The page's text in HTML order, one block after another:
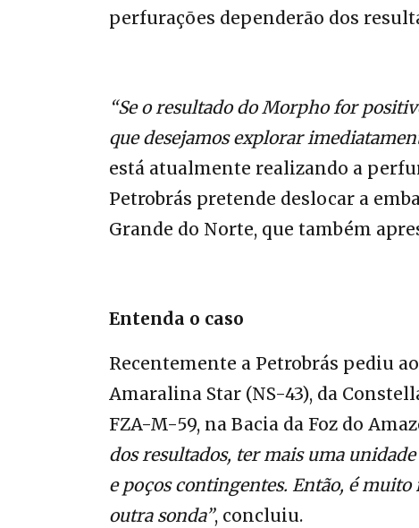
perfurações dependerão dos
“Se o resultado do Morpho for
que desejamos explorar
está atualmente realizando a
Petrobrás pretende deslocar a
Grande do Norte, que também
Entenda o caso
Recentemente a Petrobrás pediu
Amaralina Star (NS-43), da
FZA-M-59, na Bacia da Foz do
dos resultados, ter mais uma
e poços contingentes. Então, é
outra sonda”, concluiu.